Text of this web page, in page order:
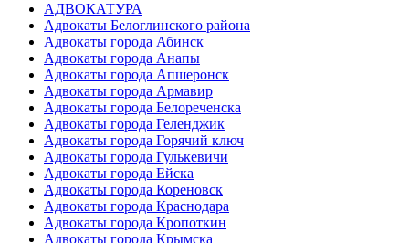
АДВОКАТУРА
Адвокаты Белоглинского района
Адвокаты города Абинск
Адвокаты города Анапы
Адвокаты города Апшеронск
Адвокаты города Армавир
Адвокаты города Белореченска
Адвокаты города Геленджик
Адвокаты города Горячий ключ
Адвокаты города Гулькевичи
Адвокаты города Ейска
Адвокаты города Кореновск
Адвокаты города Краснодара
Адвокаты города Кропоткин
Адвокаты города Крымска